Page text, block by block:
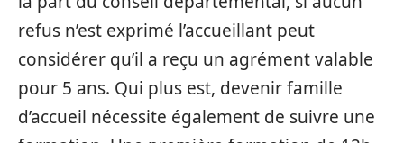
refus n’est exprimé l’accueillant peut
considérer qu’il a reçu un agrément valable
pour 5 ans. Qui plus est, devenir famille
d’accueil nécessite également de suivre une